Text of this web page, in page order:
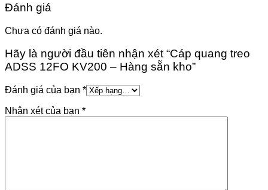
Đánh giá
Chưa có đánh giá nào.
Hãy là người đầu tiên nhận xét “Cáp quang treo
ADSS 12FO KV200 – Hàng sẵn kho”
Đánh giá của bạn *
Nhận xét của bạn *